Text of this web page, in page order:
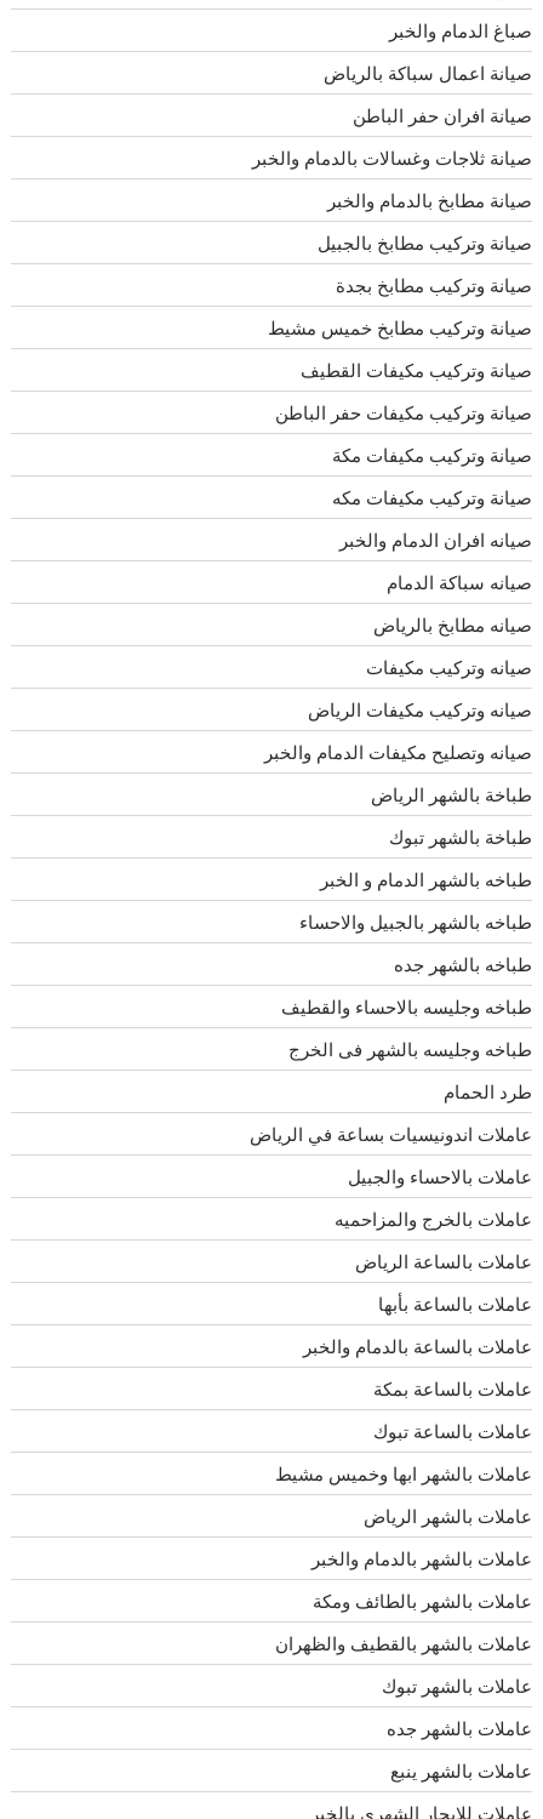
صباغ الدمام والخبر
صيانة اعمال سباكة بالرياض
صيانة افران حفر الباطن
صيانة ثلاجات وغسالات بالدمام والخبر
صيانة مطابخ بالدمام والخبر
صيانة وتركيب مطابخ بالجبيل
صيانة وتركيب مطابخ بجدة
صيانة وتركيب مطابخ خميس مشيط
صيانة وتركيب مكيفات القطيف
صيانة وتركيب مكيفات حفر الباطن
صيانة وتركيب مكيفات مكة
صيانة وتركيب مكيفات مكه
صيانه افران الدمام والخبر
صيانه سباكة الدمام
صيانه مطابخ بالرياض
صيانه وتركيب مكيفات
صيانه وتركيب مكيفات الرياض
صيانه وتصليح مكيفات الدمام والخبر
طباخة بالشهر الرياض
طباخة بالشهر تبوك
طباخه بالشهر الدمام و الخبر
طباخه بالشهر بالجبيل والاحساء
طباخه بالشهر جده
طباخه وجليسه بالاحساء والقطيف
طباخه وجليسه بالشهر فى الخرج
طرد الحمام
عاملات اندونيسيات بساعة في الرياض
عاملات بالاحساء والجبيل
عاملات بالخرج والمزاحميه
عاملات بالساعة الرياض
عاملات بالساعة بأبها
عاملات بالساعة بالدمام والخبر
عاملات بالساعة بمكة
عاملات بالساعة تبوك
عاملات بالشهر ابها وخميس مشيط
عاملات بالشهر الرياض
عاملات بالشهر بالدمام والخبر
عاملات بالشهر بالطائف ومكة
عاملات بالشهر بالقطيف والظهران
عاملات بالشهر تبوك
عاملات بالشهر جده
عاملات بالشهر ينبع
عاملات للإيجار الشهرى بالخبر